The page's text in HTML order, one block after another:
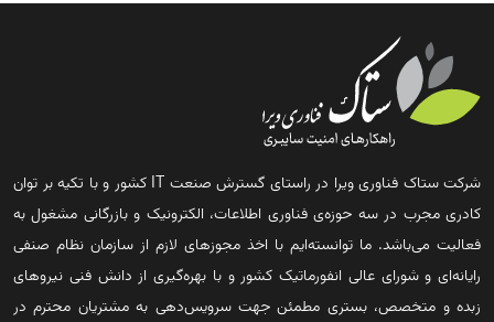
شرکت ستاک فناوری ویرا در راستای گسترش صنعت IT کشور و با تکیه بر توان
کادری مجرب در سه حوزه‌ی فناوری اطلاعات، الکترونیک و بازرگانی مشغول به
فعالیت می‌باشد. ما توانسته‌ایم با اخذ مجوزهای لازم از سازمان نظام صنفی
رایانه‌ای و شورای عالی انفورماتیک کشور و با بهره‌گیری از دانش فنی نیروهای
زبده و متخصص، بستری مطمئن جهت سرویس‌دهی به مشتریان محترم در